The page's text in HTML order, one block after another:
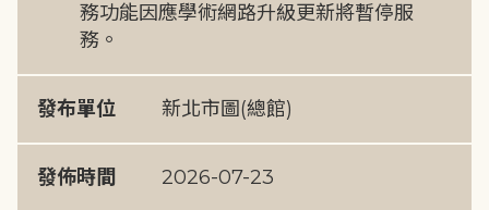
務功能因應學術網路升級更新將暫停服
務。
發布單位 新北市圖(總館)
發佈時間 2026-07-23